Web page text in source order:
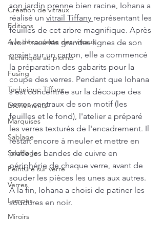
Création de vitraux
Editions
A la découverte des vitraux
Technique au plomb
Fusing
Technique Tiffany
Evénements
Marquises
Sablage
Soufflage
Peinture sur verre
Verres
Lampes
Miroirs
son jardin prenne bien racine, Iohana a
réalisé un vitrail Tiffany représentant les
feuilles de cet arbre magnifique. Après
avoir tracé les grandes lignes de son
projet sur un carton, elle a commencé
la préparation des gabarits pour la
coupe des verres. Pendant que Iohana
s'est concentrée sur la découpe des
verres centraux de son motif (les
feuilles et le fond), l'atelier a préparé
les verres texturés de l'encadrement. Il
restait encore à meuler et mettre en
place les bandes de cuivre en
périphérie de chaque verre, avant de
souder les pièces les unes aux autres.
A la fin, Iohana a choisi de patiner les
soudures en noir.